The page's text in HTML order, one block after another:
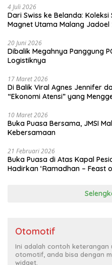
4 Juli 2026
Dari Swiss ke Belanda:
Magnet Utama Malang Jadoel
20 Juni 2026
Dibalik Megahnya Panggung
Logistiknya
17 Maret 2026
Di Balik Viral Agnes Jennifer
“Ekonomi Atensi” yang
10 Maret 2026
Buka Puasa Bersama, JMSI
Kebersamaan
21 Februari 2026
Buka Puasa di Atas Kapal
Hadirkan ‘Ramadhan – Feast
Otomotif
Ini adalah contoh
otomotif, anda bisa dengan
widget.